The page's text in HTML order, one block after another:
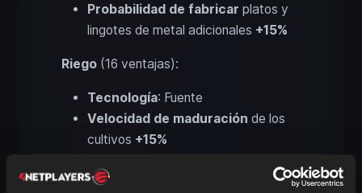
Probabilidad de fabricar platos y
lingotes de metal adicionales +15%
Riego (16 ventajas):
Tecnología: Fuente
Velocidad de maduración de los
cultivos +15%
Probabilidad de obtener
menas